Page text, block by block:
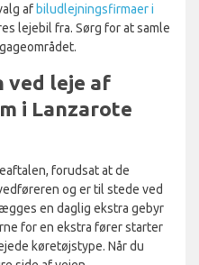
afbiludlejningsfirmaer i
lejebil fra. Sørg for at samle
ved leje af
i Lanzarote
forudsat at de
og er til stede ved
en daglig ekstra gebyr
for en ekstra fører starter
køretøjstype. Når du